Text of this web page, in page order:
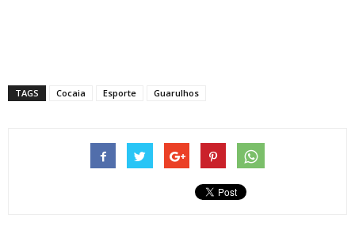
TAGS Cocaia Esporte Guarulhos